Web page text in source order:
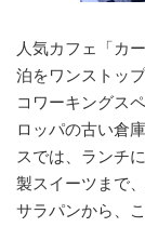
人気カフェ「カ
泊をワンストッ
コワーキングス
ロッパの古い倉
スでは、ランチ
製スイーツまで
サラパンから、